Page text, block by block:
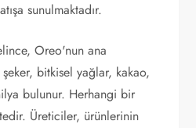
sunulmaktadır.
Oreo'nun ana
bitkisel yağlar, kakao,
bulunur. Herhangi bir
Üreticiler, ürünlerinin